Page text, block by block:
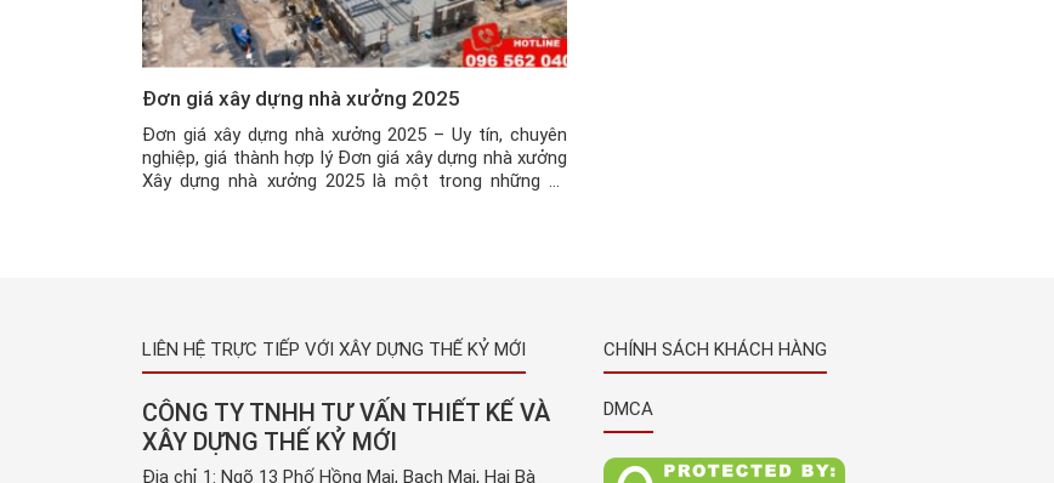
Đơn giá xây dựng nhà xưởng 2025
Đơn giá xây dựng nhà xưởng 2025 – Uy tín, chuyên
nghiệp, giá thành hợp lý Đơn giá xây dựng nhà xưởng
Xây dựng nhà xưởng 2025 là một trong những từ
LIÊN HỆ TRỰC TIẾP VỚI XÂY DỰNG THẾ KỶ MỚI
CÔNG TY TNHH TƯ VẤN THIẾT KẾ VÀ
XÂY DỰNG THẾ KỶ MỚI
Địa chỉ 1: Ngõ 13 Phố Hồng Mai, Bạch Mai, Hai Bà
CHÍNH SÁCH KHÁCH HÀNG
DMCA